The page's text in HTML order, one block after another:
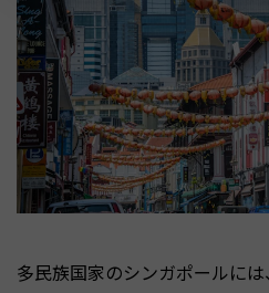
多民族国家のシンガポールに